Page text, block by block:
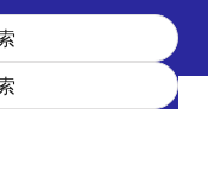
DC/DCコンバータ